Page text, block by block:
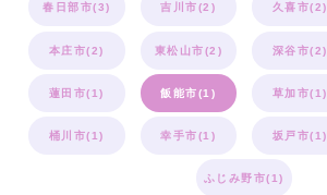
春日部市(3) 吉川市(2) 久喜市(2)
本庄市(2) 東松山市(2) 深谷市(2)
蓮田市(1) 飯能市(1) 草加市(1)
桶川市(1) 幸手市(1) 坂戸市(1)
ふじみ野市(1)